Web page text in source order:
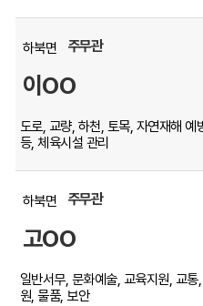
서
대
안
내
표
입
니
다.
하북면 주무관
이OO
도로, 교량, 하천, 토목, 자연재해
등, 체육시설 관리
하북면 주무관
고OO
일반서무, 문화예술, 교육지원, 교
원, 물품, 보안